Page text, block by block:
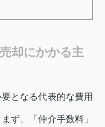
却にかかる主
となる代表的な費用
ず、「仲介手数料」